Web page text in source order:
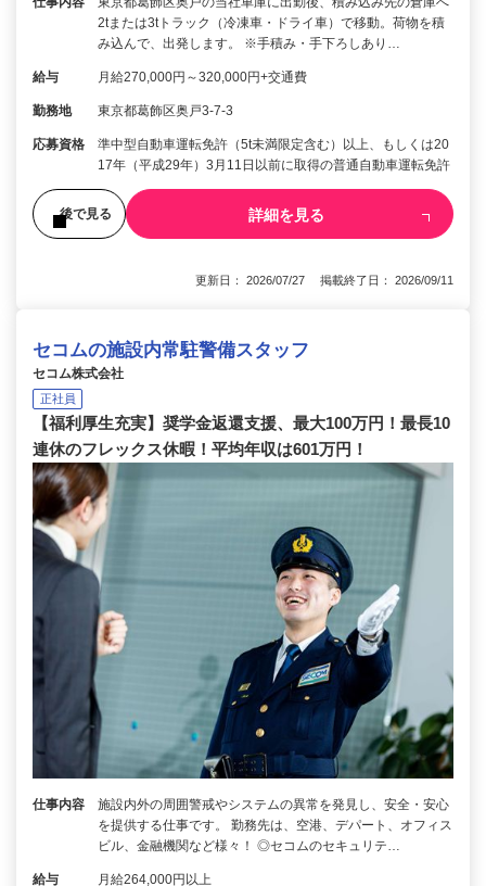
2tまたは3tトラック（冷凍車・ドライ車）で移動。荷物を積
み込んで、出発します。 ※手積み・手下ろしあり…
給与 月給270,000円～320,000円+交通費
勤務地 東京都葛飾区奥戸3-7-3
応募資格
準中型自動車運転免許（5t未満限定含む）以上、もしくは20
17年（平成29年）3月11日以前に取得の普通自動車運転免許
後で見る 詳細を見る
更新日： 2026/07/27 掲載終了日： 2026/09/11
セコムの施設内常駐警備スタッフ
セコム株式会社
正社員
【福利厚生充実】奨学金返還支援、最大100万円！最長10
連休のフレックス休暇！平均年収は601万円！
仕事内容
施設内外の周囲警戒やシステムの異常を発見し、安全・安心
を提供する仕事です。 勤務先は、空港、デパート、オフィス
ビル、金融機関など様々！ ◎セコムのセキュリテ…
給与 月給264,000円以上